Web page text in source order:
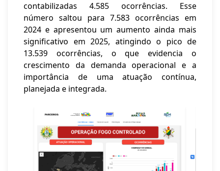
contabilizadas 4.585 ocorrências. Esse
número saltou para 7.583 ocorrências em
2024 e apresentou um aumento ainda mais
significativo em 2025, atingindo o pico de
13.539 ocorrências, o que evidencia o
crescimento da demanda operacional e a
importância de uma atuação contínua,
planejada e integrada.